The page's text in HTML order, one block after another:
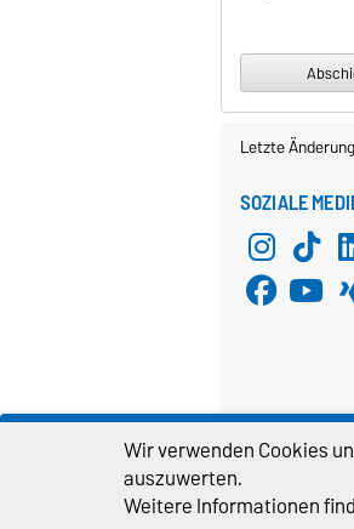
Letzte
SOZIALE
WEBMASTER
Wir verwenden Cookies
auszuwerten.
Weitere Informationen